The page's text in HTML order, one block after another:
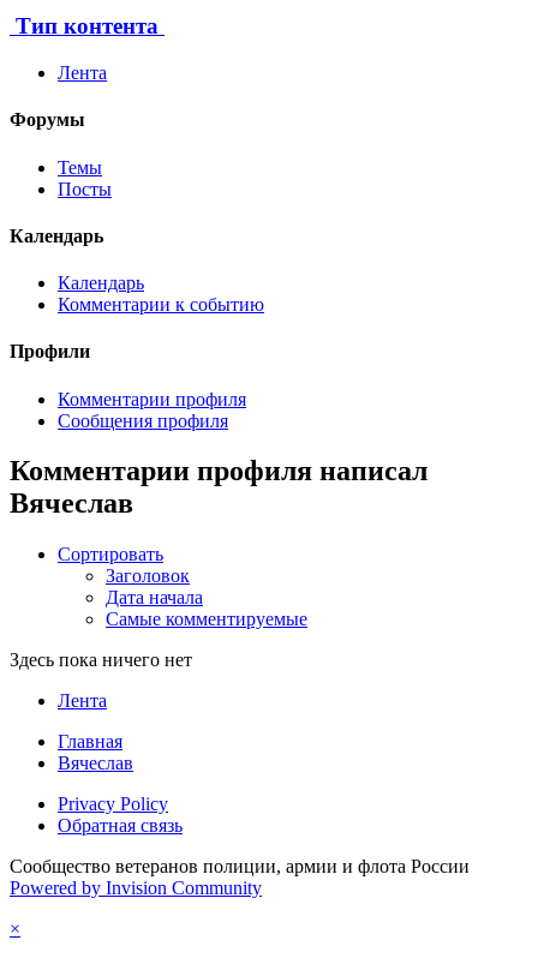
Тип контента
Лента
Форумы
Темы
Посты
Календарь
Календарь
Комментарии к событию
Профили
Комментарии профиля
Сообщения профиля
Комментарии профиля написал
Вячеслав
Сортировать
Заголовок
Дата начала
Самые комментируемые
Здесь пока ничего нет
Лента
Главная
Вячеслав
Privacy Policy
Обратная связь
Сообщество ветеранов полиции, армии и флота России
Powered by Invision Community
×